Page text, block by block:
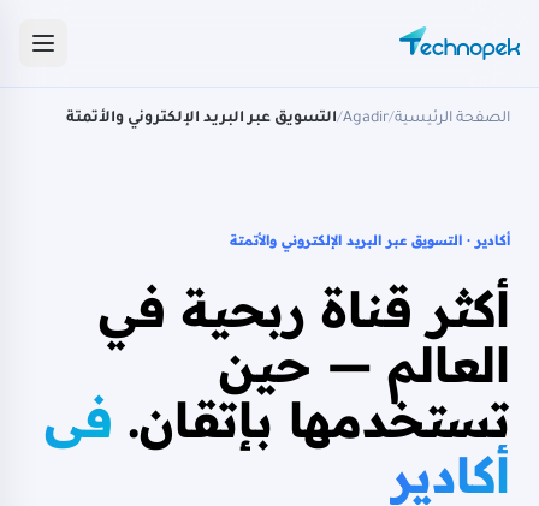
الصفحة الرئيسية/
Agadir
/التسويق عبر البريد الإلكتروني والأتمتة
أكادير · التسويق عبر البريد الإلكتروني والأتمتة
أكثر قناة ربحية في
العالم — حين
تستخدمها بإتقان. في
أكادير